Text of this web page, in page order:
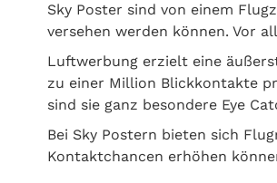
Sky Poster sind von einem
versehen werden können. Vor
Luftwerbung erzielt eine
zu einer Million Blickkontakte
sind sie ganz besondere Eye
Bei Sky Postern bieten sich
Kontaktchancen erhöhen